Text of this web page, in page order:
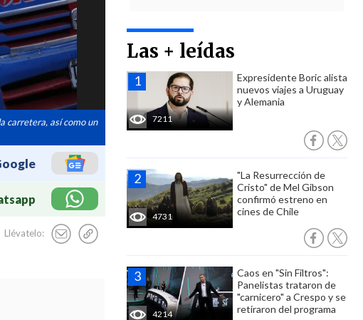
carretera, así como un
Llévatelo:
Las + leídas
7211
Expresidente Boric alista
nuevos viajes a Uruguay
y Alemania
4731
"La Resurrección de
Cristo" de Mel Gibson
confirmó estreno en
cines de Chile
4214
Caos en "Sin Filtros":
Panelistas trataron de
"carnicero" a Crespo y se
retiraron del programa